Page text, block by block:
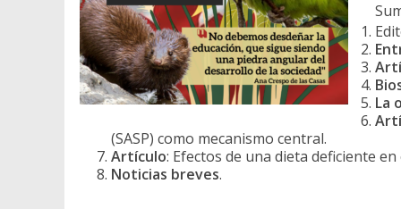
La
(SASP) como mecanismo central.
Artículo: Efectos de una dieta deficiente
Noticias breves.